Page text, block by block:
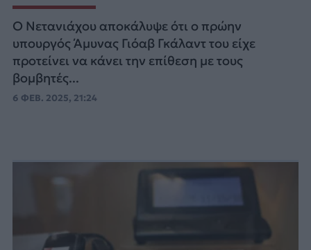
Ο Νετανιάχου αποκάλυψε ότι ο πρώην
υπουργός Άμυνας Γιόαβ Γκάλαντ του είχε
προτείνει να κάνει την επίθεση με τους
βομβητές...
6 ΦΕΒ. 2025, 21:24